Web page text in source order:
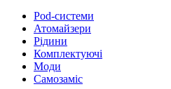
Pod-системи
Атомайзери
Рідини
Комплектуючі
Моди
Самозаміс